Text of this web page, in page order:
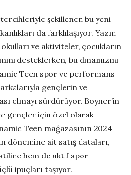
şekillenen bu yeni
da farklılaşıyor. Yazın
ve aktiviteler, çocukların
desteklerken, bu dinamizmi
Teen spor ve performans
gençlerin ve
olmayı sürdürüyor. Boyner’in
gençler için özel olarak
Teen mağazasının 2024
dönemine ait satış dataları,
hem de aktif spor
ipuçları taşıyor.